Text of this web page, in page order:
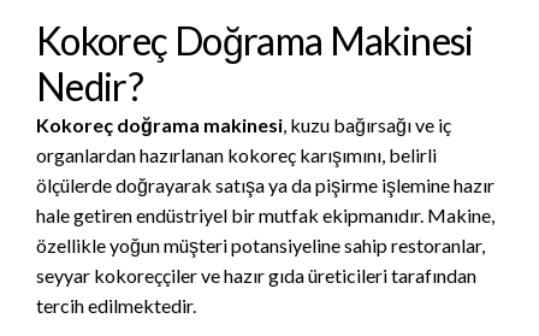
Kokoreç Doğrama Makinesi
Nedir?
Kokoreç doğrama makinesi, kuzu bağırsağı ve iç
organlardan hazırlanan kokoreç karışımını, belirli
ölçülerde doğrayarak satışa ya da pişirme işlemine hazır
hale getiren endüstriyel bir mutfak ekipmanıdır. Makine,
özellikle yoğun müşteri potansiyeline sahip restoranlar,
seyyar kokoreççiler ve hazır gıda üreticileri tarafından
tercih edilmektedir.